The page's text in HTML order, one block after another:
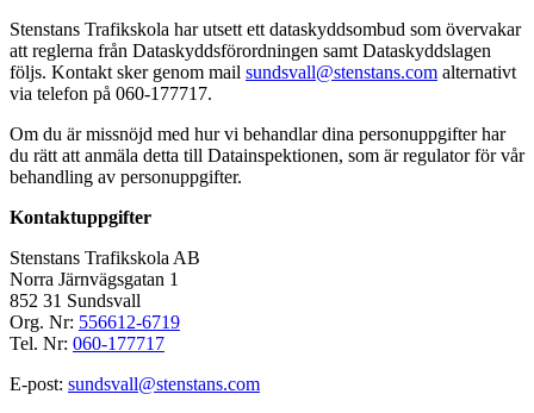
Stenstans Trafikskola har utsett ett dataskyddsombud som övervakar
att reglerna från Dataskyddsförordningen samt Dataskyddslagen
följs. Kontakt sker genom mail sundsvall@stenstans.com alternativt
via telefon på 060-177717.
Om du är missnöjd med hur vi behandlar dina personuppgifter har
du rätt att anmäla detta till Datainspektionen, som är regulator för vår
behandling av personuppgifter.
Kontaktuppgifter
Stenstans Trafikskola AB
Norra Järnvägsgatan 1
852 31 Sundsvall
Org. Nr: 556612-6719
Tel. Nr: 060-177717
E-post: sundsvall@stenstans.com